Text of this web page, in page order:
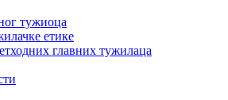
тужиоца
етике
главних тужилаца